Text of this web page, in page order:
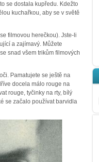
se dostala kupředu. Kdežto
kuchařkou, aby se v světě
filmovou herečkou). Jste-li
a zajímavý. Můžete
snad všem trikům filmových
Pamatujete se ještě na
docela málo rouge na
rouge, tyčinky na rty, bílý
se začalo používat barvidla